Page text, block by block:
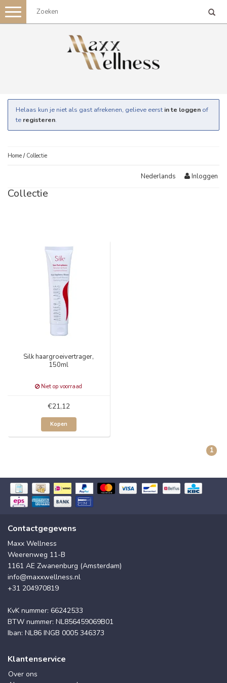
Toggle
navigation
Helaas kun je niet als gast afrekenen, gelieve eerst in te loggen of
te registeren.
Home / Collectie
Nederlands Inloggen
Collectie
Silk haargroeivertrager,
150ml
Niet op voorraad
€21,12
Kopen
1
Contactgegevens
Maxx Wellness
Weerenweg 11-B
1161 AE Zwanenburg (Amsterdam)
info@maxxwellness.nl
+31 204970819
KvK nummer: 66242533
BTW nummer: NL856459069B01
Iban: NL86 INGB 0005 346373
Klantenservice
Over ons